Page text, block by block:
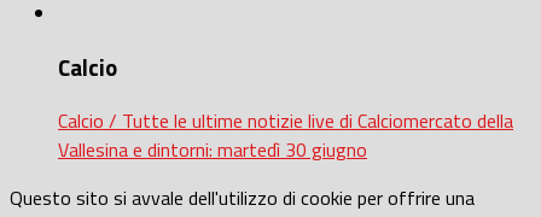
Calcio
Calcio / Tutte le ultime notizie live di Calciomercato della
Vallesina e dintorni: martedì 30 giugno
Questo sito si avvale dell'utilizzo di cookie per offrire una